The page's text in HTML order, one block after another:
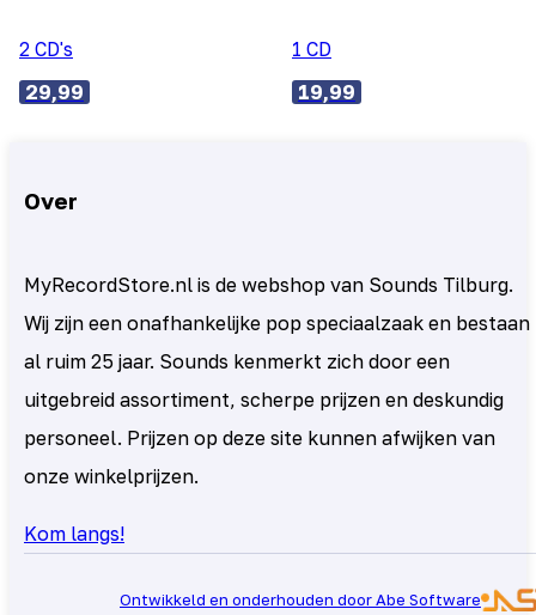
2 CD's
29,99
1 CD
19,99
Over
MyRecordStore.nl is de webshop van Sounds Tilburg.
Wij zijn een onafhankelijke pop speciaalzaak en bestaan
al ruim 25 jaar. Sounds kenmerkt zich door een
uitgebreid assortiment, scherpe prijzen en deskundig
personeel. Prijzen op deze site kunnen afwijken van
onze winkelprijzen.
Kom langs!
Ontwikkeld en onderhouden door Abe Software